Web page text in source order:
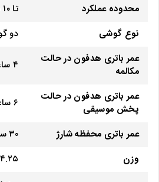
محدوده عملکرد
تا ۱۰ متر
نوع گوشی
دو
عمر باتری هدفون در حالت
مکالمه
۴ ساعت
عمر باتری هدفون در حالت
پخش موسیقی
۶ ساعت
عمر باتری محفظه شارژ
۳۰ ساعت
وزن
۴.۲۵ گرم